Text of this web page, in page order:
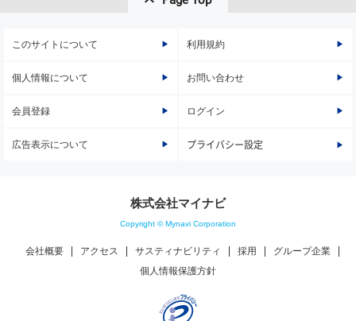
このサイトについて 利用規約
個人情報について お問い合わせ
会員登録 ログイン
広告表示について プライバシー設定
株式会社マイナビ
Copyright © Mynavi Corporation
会社概要 アクセス サスティナビリティ 採用
グループ企業
個人情報保護方針